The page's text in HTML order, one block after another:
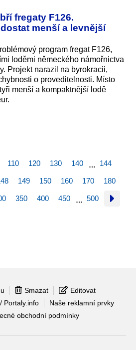
fregaty F126.
menší a levnější
program fregat F126,
loděmi německého námořnictva
Projekt narazil na byrokracii,
o proveditelnosti. Místo
menší a kompaktnější lodě
110 120 130 140 … 144
149 150 160 170 180
350 400 450 … 500
Smazat
Editovat
Portaly.info
Naše reklamní prvky
obchodní podmínky